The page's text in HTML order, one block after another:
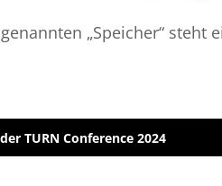
„Speicher“ steht
TURN Conference 2024